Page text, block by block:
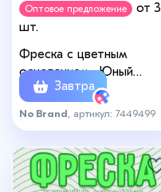
Оптовое предложение
от 3
шт.
Фреска с цветным
основанием «Юный
футболист», 6 цветов
песка
Завтра
No Brand , артикул: 7449499